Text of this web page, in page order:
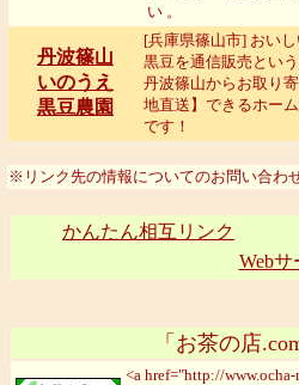
い 。
丹波篠山
いのうえ
黒豆農園
[兵庫県篠山市] おい
黒豆を通信販売とい
丹波篠山からお取り
地直送】できるホー
です！
※リンク先の情報についてのお問い合わ
かんたん相互リンク
Web
「お茶の店
<a href="http://